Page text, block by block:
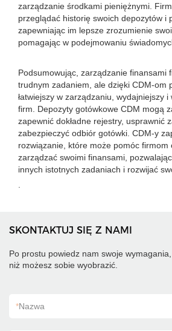
zarządzanie środkami pieniężnymi.
przeglądać historię swoich depozytów i
zapewniając im lepsze zrozumienie
pomagając w podejmowaniu
Podsumowując, zarządzanie finansami
trudnym zadaniem, ale dzięki CDM-om
łatwiejszy w zarządzaniu, wydajniejszy i
firm. Depozyty gotówkowe CDM mogą
zapewnić dokładne rejestry, usprawnić
zabezpieczyć odbiór gotówki. CDM-y
rozwiązanie, które może pomóc firmom
zarządzać swoimi finansami,
innych istotnych zadaniach i rozwijać
SKONTAKTUJ SIĘ Z NAMI
Po prostu powiedz nam swoje
niż możesz sobie wyobrazić.
*Nazwa